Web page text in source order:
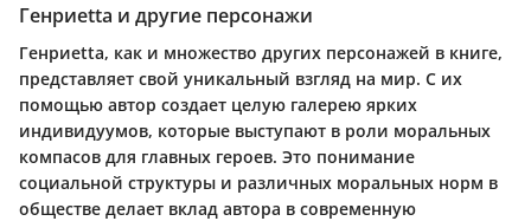
Генриetta и другие персонажи
Генриetta, как и множество других персонажей в книге,
представляет свой уникальный взгляд на мир. С их
помощью автор создает целую галерею ярких
индивидуумов, которые выступают в роли моральных
компасов для главных героев. Это понимание
социальной структуры и различных моральных норм в
обществе делает вклад автора в современную